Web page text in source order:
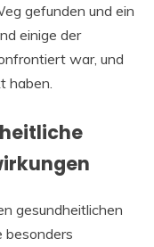
gefunden und ein
einige der
war, und
haben.
gesundheitlichen
besonders